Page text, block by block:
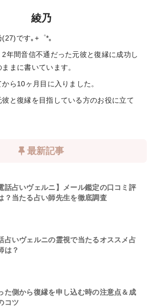
綾乃
です｡+゜*｡
2年間音信不通だった元彼と復縁に成功し
まに書いています。
ら10ヶ月目に入りました。
彼と復縁を目指している方のお役に立て
最新記事
話占いヴェルニ】メール鑑定の口コミ評
？当たる占い師先生を徹底調査
占いヴェルニの霊視で当たるオススメ占
は？
た側から復縁を申し込む時の注意点＆成
コツ